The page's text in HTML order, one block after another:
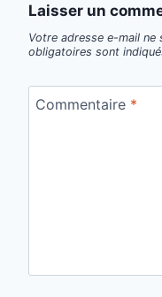
Laisser un
Votre adresse e-mail ne
obligatoires sont
Commentaire *